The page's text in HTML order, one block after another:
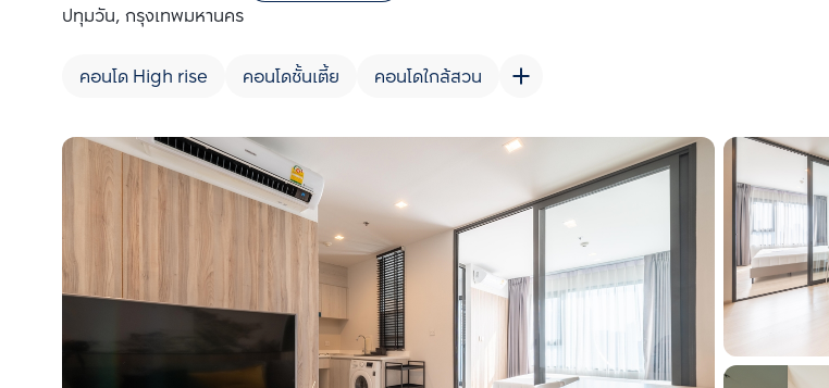
ปทุมวัน, กรุงเทพมหานคร
คอนโด High rise คอนโดชั้นเตี้ย คอนโดใกล้สวน
เพิ่มยูนิตเปรียบเทียบ
รายการที่ 1
เพิ่มยูนิตเปรียบเทียบ
รายการที่ 2